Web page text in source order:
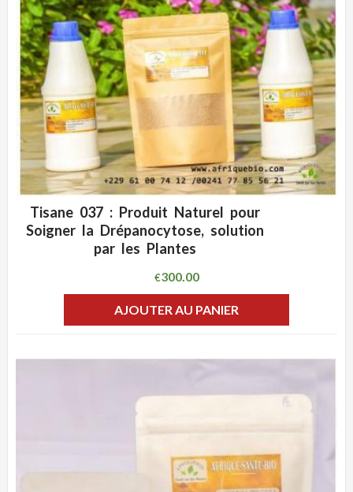
ADD WISHLIST
Tisane 037 : Produit Naturel pour
Soigner la Drépanocytose, solution
par les Plantes
€300.00
AJOUTER AU PANIER